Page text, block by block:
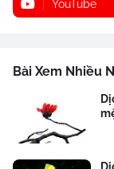
YouTube
Bài Xem Nhiều